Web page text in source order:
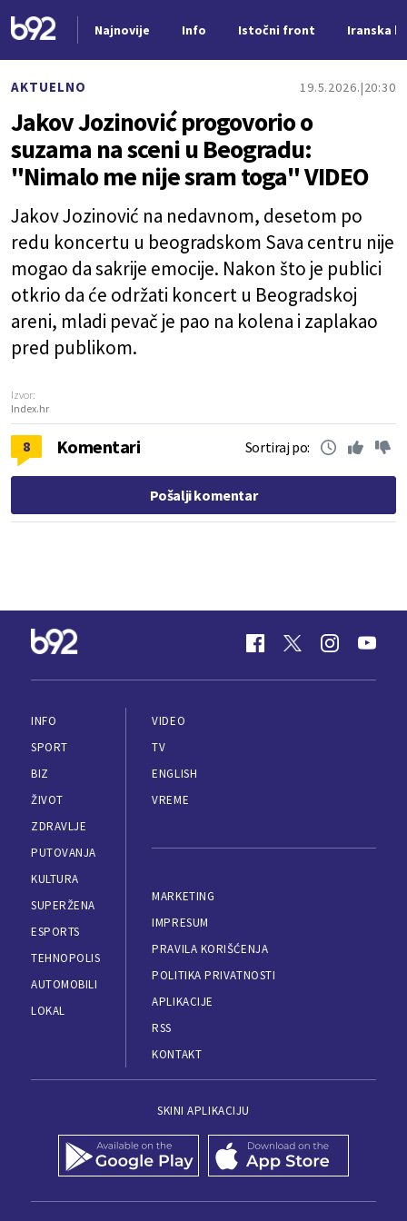
Najnovije Info Istočni front Iranska
AKTUELNO 19.5.2026. 20:30
Jakov Jozinović progovorio o
suzama na sceni u Beogradu:
"Nimalo me nije sram toga" VIDEO
Jakov Jozinović na nedavnom, desetom po
redu koncertu u beogradskom Sava centru nije
mogao da sakrije emocije. Nakon što je publici
otkrio da će održati koncert u Beogradskoj
areni, mladi pevač je pao na kolena i zaplakao
pred publikom.
Izvor:
Index.hr
8 Komentari Sortiraj po:
Pošalji komentar
INFO
SPORT
BIZ
ŽIVOT
ZDRAVLJE
PUTOVANJA
KULTURA
SUPERŽENA
ESPORTS
TEHNOPOLIS
AUTOMOBILI
LOKAL
VIDEO
TV
ENGLISH
VREME
MARKETING
IMPRESUM
PRAVILA KORIŠĆENJA
POLITIKA PRIVATNOSTI
APLIKACIJE
RSS
KONTAKT
SKINI APLIKACIJU